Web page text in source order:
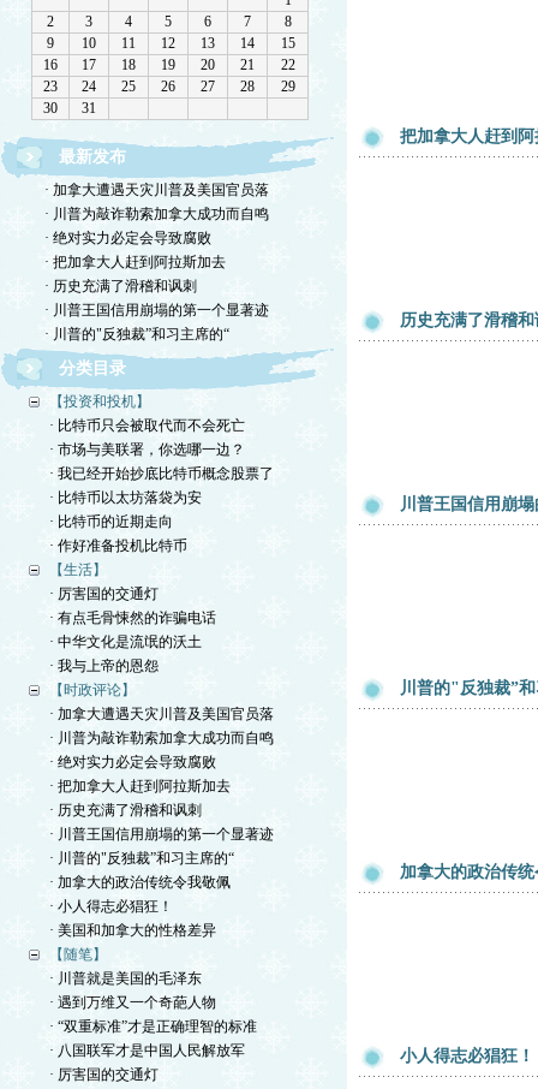
最新发布
· 加拿大遭遇天灾川普及美国官员落
· 川普为敲诈勒索加拿大成功而自鸣
· 绝对实力必定会导致腐败
· 把加拿大人赶到阿拉斯加去
· 历史充满了滑稽和讽刺
· 川普王国信用崩塌的第一个显著迹
· 川普的"反独裁”和习主席的“
分类目录
【投资和投机】
· 比特币只会被取代而不会死亡
· 市场与美联署，你选哪一边？
· 我已经开始抄底比特币概念股票了
· 比特币以太坊落袋为安
· 比特币的近期走向
· 作好准备投机比特币
【生活】
· 厉害国的交通灯
· 有点毛骨悚然的诈骗电话
· 中华文化是流氓的沃土
· 我与上帝的恩怨
【时政评论】
· 加拿大遭遇天灾川普及美国官员落
· 川普为敲诈勒索加拿大成功而自鸣
· 绝对实力必定会导致腐败
· 把加拿大人赶到阿拉斯加去
· 历史充满了滑稽和讽刺
· 川普王国信用崩塌的第一个显著迹
· 川普的"反独裁”和习主席的“
· 加拿大的政治传统令我敬佩
· 小人得志必猖狂！
· 美国和加拿大的性格差异
【随笔】
· 川普就是美国的毛泽东
· 遇到万维又一个奇葩人物
· “双重标准”才是正确理智的标准
· 八国联军才是中国人民解放军
· 厉害国的交通灯
把加拿大人赶到
历史充满了滑稽和
川普王国信用崩
川普的"反独裁”
加拿大的政治传
小人得志必猖狂！